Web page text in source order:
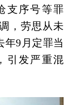
支序号等罪
，劳思从未
年9月定罪当
引发严重混